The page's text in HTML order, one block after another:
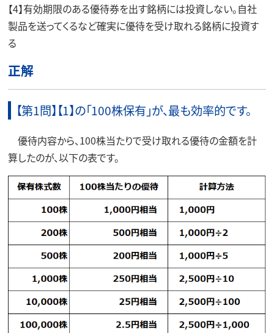
【4】有効期限のある優待券を出す銘柄には投資しない。自社
製品を送ってくるなど確実に優待を受け取れる銘柄に投資す
る
正解
【第1問】【1】の「100株保有」が、最も効率的です。
優待内容から、100株当たりで受け取れる優待の金額を計
算したのが、以下の表です。